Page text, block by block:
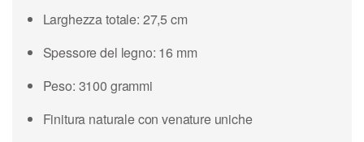
Larghezza totale: 27,5 cm
Spessore del legno: 16 mm
Peso: 3100 grammi
Finitura naturale con venature uniche